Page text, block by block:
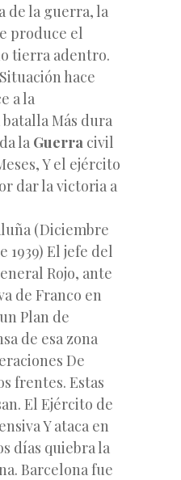
de la guerra, la
produce el
tierra adentro.
hace
a la
Más dura
la Guerra civil
Y el ejército
dar la victoria a
(Diciembre
1939) El jefe del
Rojo, ante
de Franco en
Plan de
de esa zona
De
frentes. Estas
El Ejército de
Y ataca en
días quiebra la
Barcelona fue